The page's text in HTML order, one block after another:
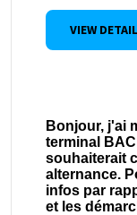
VIEW
Bonjour, j'ai
terminal BAC
souhaiterait
alternance.
infos par
et les